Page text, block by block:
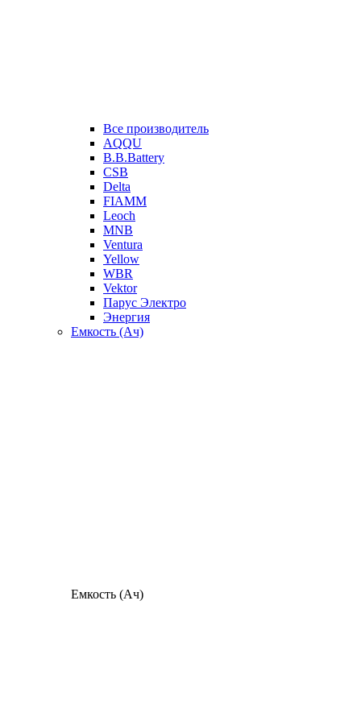
Все производитель
AQQU
B.B.Battery
CSB
Delta
FIAMM
Leoch
MNB
Ventura
Yellow
WBR
Vektor
Парус Электро
Энергия
Емкость (Ач)
Емкость (Ач)